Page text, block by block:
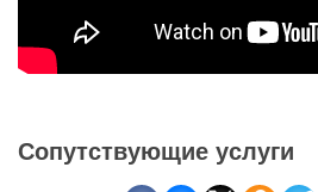
Сопутствующие услуги